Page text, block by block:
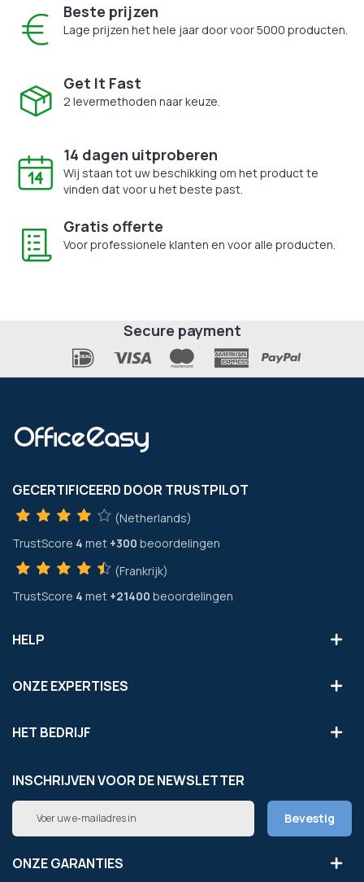
Beste prijzen
Lage prijzen het hele jaar door voor 5000 producten.
Get It Fast
2 levermethoden naar keuze.
14 dagen uitproberen
Wij staan tot uw beschikking om het product te
vinden dat voor u het beste past.
Gratis offerte
Voor professionele klanten en voor alle producten.
Secure payment
GECERTIFICEERD DOOR TRUSTPILOT
(Netherlands)
TrustScore 4 met +300 beoordelingen
(Frankrijk)
TrustScore 4 met +21400 beoordelingen
HELP
ONZE EXPERTISES
HET BEDRIJF
INSCHRIJVEN VOOR DE NEWSLETTER
Abonneer
op
onze
nieuwsbrief
Bevestig
ONZE GARANTIES